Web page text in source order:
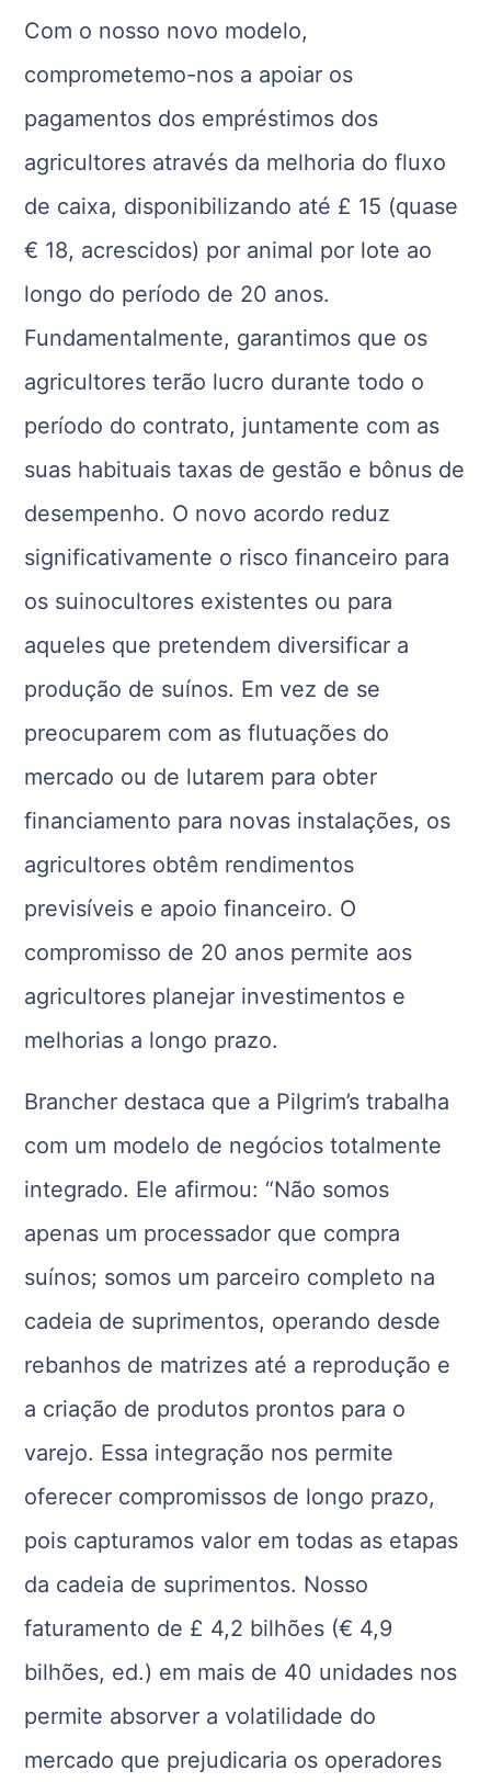
Com o nosso novo modelo,
comprometemo-nos a apoiar os
pagamentos dos empréstimos dos
agricultores através da melhoria do fluxo
de caixa, disponibilizando até £ 15 (quase
€ 18, acrescidos) por animal por lote ao
longo do período de 20 anos.
Fundamentalmente, garantimos que os
agricultores terão lucro durante todo o
período do contrato, juntamente com as
suas habituais taxas de gestão e bônus de
desempenho. O novo acordo reduz
significativamente o risco financeiro para
os suinocultores existentes ou para
aqueles que pretendem diversificar a
produção de suínos. Em vez de se
preocuparem com as flutuações do
mercado ou de lutarem para obter
financiamento para novas instalações, os
agricultores obtêm rendimentos
previsíveis e apoio financeiro. O
compromisso de 20 anos permite aos
agricultores planejar investimentos e
melhorias a longo prazo.
Brancher destaca que a Pilgrim’s trabalha
com um modelo de negócios totalmente
integrado. Ele afirmou: “Não somos
apenas um processador que compra
suínos; somos um parceiro completo na
cadeia de suprimentos, operando desde
rebanhos de matrizes até a reprodução e
a criação de produtos prontos para o
varejo. Essa integração nos permite
oferecer compromissos de longo prazo,
pois capturamos valor em todas as etapas
da cadeia de suprimentos. Nosso
faturamento de £ 4,2 bilhões (€ 4,9
bilhões, ed.) em mais de 40 unidades nos
permite absorver a volatilidade do
mercado que prejudicaria os operadores